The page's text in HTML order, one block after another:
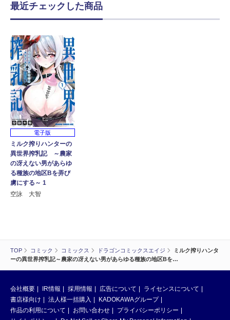
TOP コミック コミックス ドラゴンコミックスエイジ
ミルク搾りハンタ
ーの異世界搾乳記～農家の冴えない男があらゆる種族の地区Bを…
最近チェックした商品
電子版
ミルク搾りハンターの
異世界搾乳記 ～農家
の冴えない男があらゆ
る種族の地区Bを弄び
虜にする～ 1
空詠 大智
会社概要 IR情報 採用情報 広告について
ライセンスについて
書店様向け
法人様一括購入
KADOKAWAグループ
作品の利用について
お問い合わせ
プライバシーポリシー